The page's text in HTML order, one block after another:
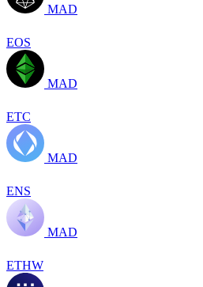
MAD
EOS
MAD
ETC
MAD
ENS
MAD
ETHW